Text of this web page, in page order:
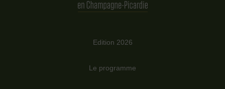
Edition 2026
Le programme